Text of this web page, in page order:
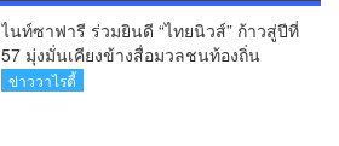
ไนท์ซาฟารี ร่วมยินดี “ไทยนิวส์” ก้าวสู่ปีที่
57 มุ่งมั่นเคียงข้างสื่อมวลชนท้องถิ่น
ข่าววาไรตี้